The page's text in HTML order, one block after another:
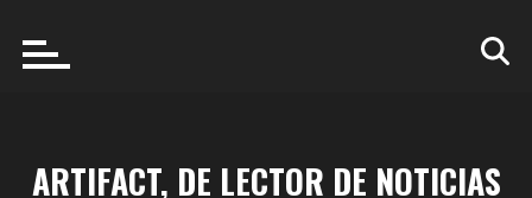
ARTIFACT, DE LECTOR DE NOTICIAS